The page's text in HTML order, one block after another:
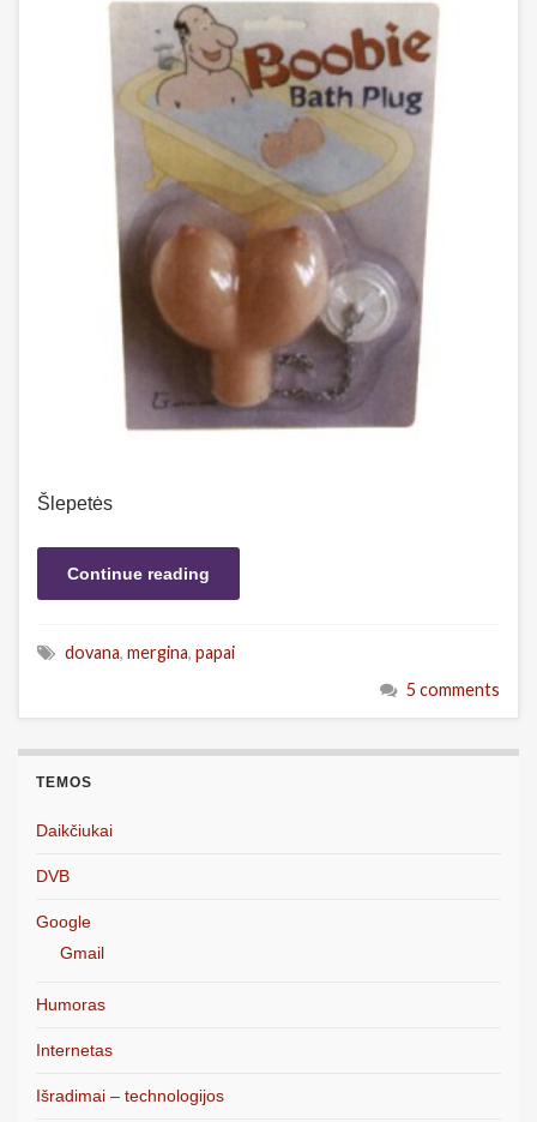
Šlepetės
Continue reading
dovana, mergina, papai
5 comments
TEMOS
Daikčiukai
DVB
Google
Gmail
Humoras
Internetas
Išradimai – technologijos